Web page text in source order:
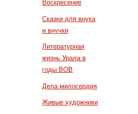
Воскресение
Сказки для внука
и внучки
Литературная
жизнь Урала в
годы ВОВ
Дела милосердия
Живые художники